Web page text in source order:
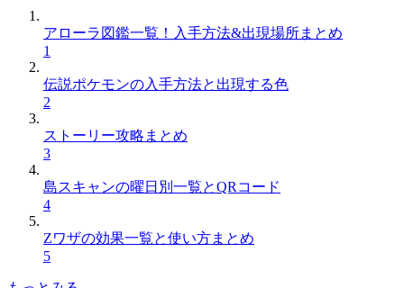
アローラ図鑑一覧！入手方法&出現場所まとめ
1
伝説ポケモンの入手方法と出現する色
2
ストーリー攻略まとめ
3
島スキャンの曜日別一覧とQRコード
4
Zワザの効果一覧と使い方まとめ
5